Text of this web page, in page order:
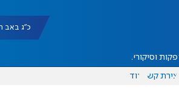
כ"ג באב תשפ"ו
הפקות וסיקורים
יצירת קשר עוד